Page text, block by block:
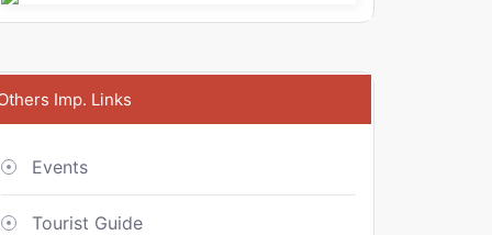
Imp. Links
Events
Tourist Guide